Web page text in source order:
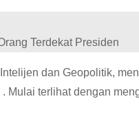
dan Geopolitik,
Mulai terlihat dengan